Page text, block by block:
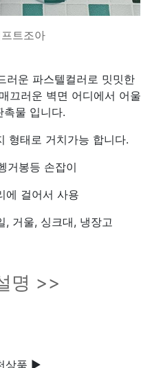
트조아
러운 파스텔컬러로 밋밋한
끄러운 벽면 어디에서 어울
촉물 입니다.
형태로 거치가능 합니다.
거봉등 손잡이
에 걸어서 사용
, 거울, 싱크대, 냉장고
명 >>
상품 ▶